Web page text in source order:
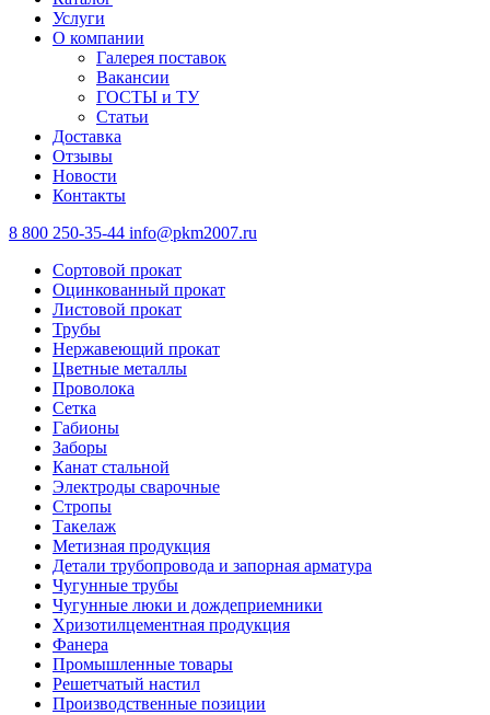
Услуги
О компании
Галерея поставок
Вакансии
ГОСТЫ и ТУ
Статьи
Доставка
Отзывы
Новости
Контакты
8 800 250-35-44 info@pkm2007.ru
Сортовой прокат
Оцинкованный прокат
Листовой прокат
Трубы
Нержавеющий прокат
Цветные металлы
Проволока
Сетка
Габионы
Заборы
Канат стальной
Электроды сварочные
Стропы
Такелаж
Метизная продукция
Детали трубопровода и запорная арматура
Чугунные трубы
Чугунные люки и дождеприемники
Хризотилцементная продукция
Фанера
Промышленные товары
Решетчатый настил
Производственные позиции